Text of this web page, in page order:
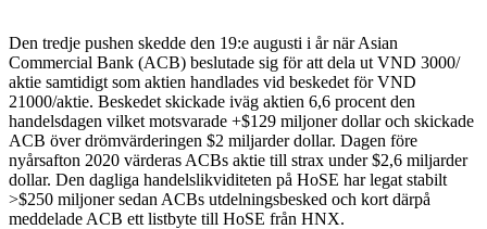
Den tredje pushen skedde den 19:e augusti i år när Asian
Commercial Bank (ACB) beslutade sig för att dela ut VND 3000/
aktie samtidigt som aktien handlades vid beskedet för VND
21000/aktie. Beskedet skickade iväg aktien 6,6 procent den
handelsdagen vilket motsvarade +$129 miljoner dollar och skickade
ACB över drömvärderingen $2 miljarder dollar. Dagen före
nyårsafton 2020 värderas ACBs aktie till strax under $2,6 miljarder
dollar. Den dagliga handelslikviditeten på HoSE har legat stabilt
>$250 miljoner sedan ACBs utdelningsbesked och kort därpå
meddelade ACB ett listbyte till HoSE från HNX.